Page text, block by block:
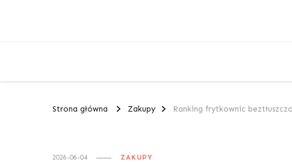
Strona główna Zakupy Ranking frytkownic
2026-06-04 ZAKUPY